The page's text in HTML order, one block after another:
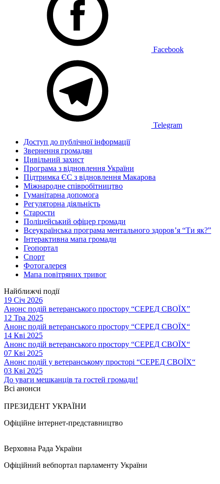
Facebook
Telegram
Доступ до публічної інформації
Звернення громадян
Цивільний захист
Програма з відновлення України
Підтримка ЄС з відновлення Макарова
Міжнародне співробітництво
Гуманітарна допомога
Регуляторна діяльність
Старости
Поліцейський офіцер громади
Всеукраїнська програма ментального здоров’я “Ти як?”
Інтерактивна мапа громади
Геопортал
Спорт
Фотогалерея
Мапа повітряних тривог
Найближчі події
19 Січ 2026
Анонс подій ветеранського простору “СЕРЕД СВОЇХ”
12 Тра 2025
Анонс подій ветеранського простору “СЕРЕД СВОЇХ“
14 Кві 2025
Анонс подій ветеранського простору “СЕРЕД СВОЇХ“
07 Кві 2025
Анонс подій у ветеранському просторі “СЕРЕД СВОЇХ“
03 Кві 2025
До уваги мешканців та гостей громади!
Всі анонси
ПРЕЗИДЕНТ УКРАЇНИ
Офіційне інтернет-представництво
Верховна Рада України
Офіційний вебпортал парламенту України